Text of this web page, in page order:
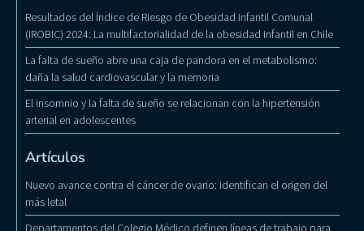
Resultados del Índice de Riesgo de Obesidad Infantil Comunal
(IROBIC) 2024: La multifactorialidad de la obesidad infantil en Chile
La falta de sueño abre una caja de pandora en el metabolismo:
daña la salud cardiovascular y la memoria
El insomnio y la falta de sueño se relacionan con la hipertensión
arterial en adolescentes
Artículos
Nuevo avance contra el cáncer de ovario: identifican el origen del
más letal
Departamentos del Colegio Médico definen líneas de trabajo para